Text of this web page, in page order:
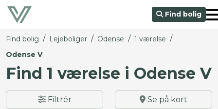
Find bolig
Find bolig / Lejeboliger / Odense / 1 værelse /
Odense V
Find 1 værelse i Odense V
Filtrér Se på kort